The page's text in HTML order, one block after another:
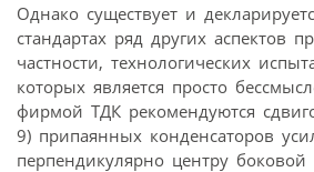
Однако существует и
стандартах ряд других аспектов
частности, технологических
которых является просто
фирмой ТДК рекомендуются
9) припаянных конденсаторов
перпендикулярно центру боковой